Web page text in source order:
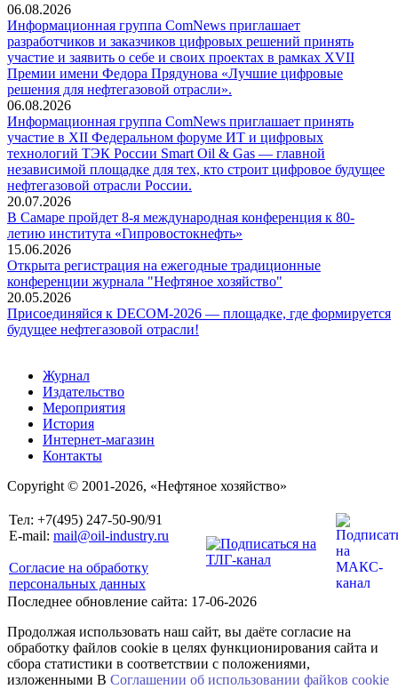
06.08.2026
Информационная группа ComNews приглашает
разработчиков и заказчиков цифровых решений принять
участие и заявить о себе и своих проектах в рамках XVII
Премии имени Федора Прядунова «Лучшие цифровые
решения для нефтегазовой отрасли».
06.08.2026
Информационная группа ComNews приглашает принять
участие в XII Федеральном форуме ИТ и цифровых
технологий ТЭК России Smart Oil & Gas — главной
независимой площадке для тех, кто строит цифровое будущее
нефтегазовой отрасли России.
20.07.2026
В Самаре пройдет 8-я международная конференция к 80-
летию института «Гипровостокнефть»
15.06.2026
Открыта регистрация на ежегодные традиционные
конференции журнала "Нефтяное хозяйство"
20.05.2026
Присоединяйся к DECOM-2026 — площадке, где формируется
будущее нефтегазовой отрасли!
Журнал
Издательство
Мероприятия
История
Интернет-магазин
Контакты
Copyright © 2001-2026, «Нефтяное хозяйство»
Тел: +7(495) 247-50-90/91
E-mail: mail@oil-industry.ru
Согласие на обработку
персональных данных
Последнее обновление сайта: 17-06-2026
Продолжая использовать наш сайт, вы даёте согласие на
обработку файлов cookie в целях функционирования сайта и
сбора статистики в соответствии с положениями,
изложенными В Соглашении об использовании файkов cookie